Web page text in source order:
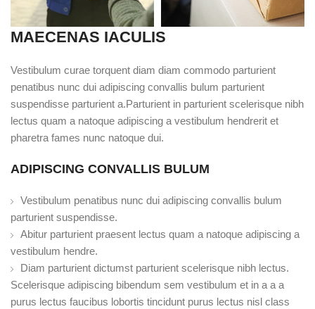
MAECENAS IACULIS
Vestibulum curae torquent diam diam commodo parturient
penatibus nunc dui adipiscing convallis bulum parturient
suspendisse parturient a.Parturient in parturient scelerisque nibh
lectus quam a natoque adipiscing a vestibulum hendrerit et
pharetra fames nunc natoque dui.
ADIPISCING CONVALLIS BULUM
Vestibulum penatibus nunc dui adipiscing convallis bulum
parturient suspendisse.
Abitur parturient praesent lectus quam a natoque adipiscing a
vestibulum hendre.
Diam parturient dictumst parturient scelerisque nibh lectus.
Scelerisque adipiscing bibendum sem vestibulum et in a a a
purus lectus faucibus lobortis tincidunt purus lectus nisl class